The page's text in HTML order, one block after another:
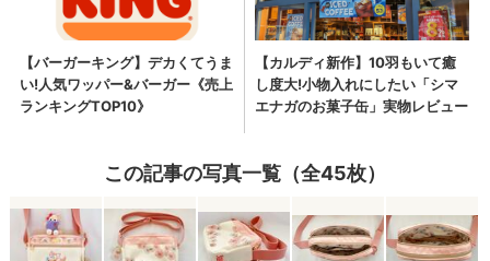
この記事の写真一覧（全45枚）